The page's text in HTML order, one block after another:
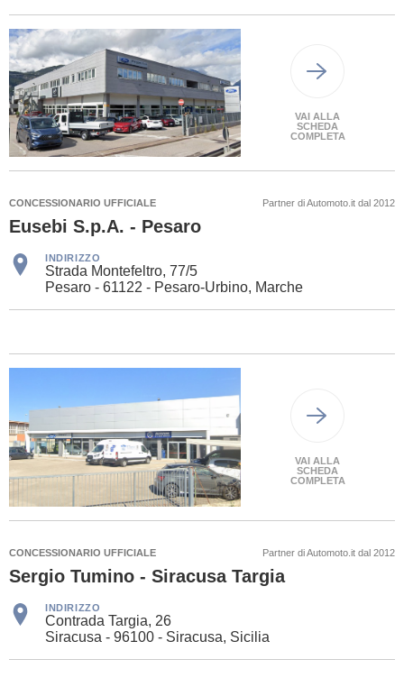
VAI ALLA
SCHEDA
COMPLETA
CONCESSIONARIO UFFICIALE Partner di Automoto.it dal 2012
Eusebi S.p.A. - Pesaro
INDIRIZZO
Strada Montefeltro, 77/5
Pesaro - 61122 - Pesaro-Urbino, Marche
VAI ALLA
SCHEDA
COMPLETA
CONCESSIONARIO UFFICIALE Partner di Automoto.it dal 2012
Sergio Tumino - Siracusa Targia
INDIRIZZO
Contrada Targia, 26
Siracusa - 96100 - Siracusa, Sicilia